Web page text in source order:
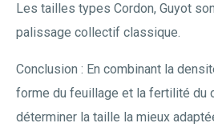
Les tailles types Cordon, Guyot
palissage collectif classique.
Conclusion : En combinant la
forme du feuillage et la fertilité du
déterminer la taille la mieux